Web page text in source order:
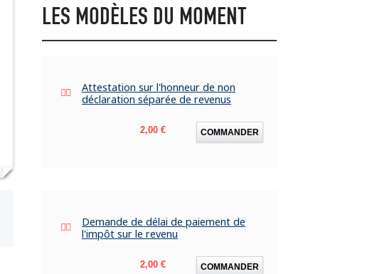
LES MODÈLES DU MOMENT
Attestation sur l'honneur de non
déclaration séparée de revenus
Prix
2,00 € COMMANDER
Demande de délai de paiement de
l'impôt sur le revenu
Prix
2,00 € COMMANDER